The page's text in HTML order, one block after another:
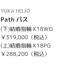
YUKA HOJO
Path パス
(下)結婚指輪 K18WG
￥319,000（税込）
(上)結婚指輪 K18PG
￥288,200（税込）